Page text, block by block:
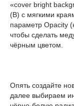
«cover bright
(B) с мягкими
параметр Opacity
чтобы сделать
чёрным цветом.
Опять создайте
далее выбираем